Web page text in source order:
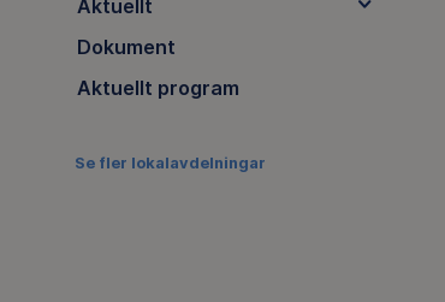
Aktuellt
Dokument
Aktuellt program
Se fler lokalavdelningar